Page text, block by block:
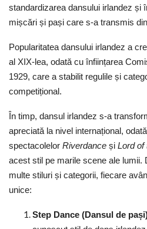
standardizarea dansului irlandez și
mișcări și pași care s-a transmis
Popularitatea dansului irlandez a
al XIX-lea, odată cu înființarea
1929, care a stabilit regulile și
competițional.
În timp, dansul irlandez s-a
apreciată la nivel internațional,
spectacolelor Riverdance și Lord of
acest stil pe marile scene ale lumii.
multe stiluri și categorii, fiecare
unice:
Step Dance (Dansul de